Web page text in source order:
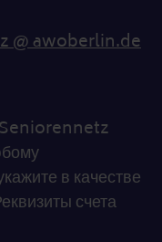
@ awoberlin.de
Seniorennetz
в качестве
счета